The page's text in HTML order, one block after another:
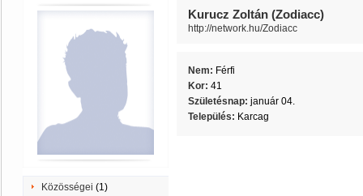
Közösségei (1)
Kurucz Zoltán (Zodiacc)
http://network.hu/Zodiacc
Nem: Férfi
Kor: 41
Születésnap: január 04.
Település: Karcag